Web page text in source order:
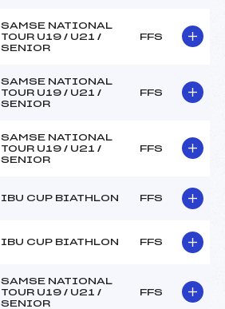
SAMSE NATIONAL
TOUR U19 / U21 /
SENIOR
FFS
SAMSE NATIONAL
TOUR U19 / U21 /
SENIOR
FFS
SAMSE NATIONAL
TOUR U19 / U21 /
SENIOR
FFS
IBU CUP BIATHLON FFS
IBU CUP BIATHLON FFS
SAMSE NATIONAL
TOUR U19 / U21 /
SENIOR
FFS